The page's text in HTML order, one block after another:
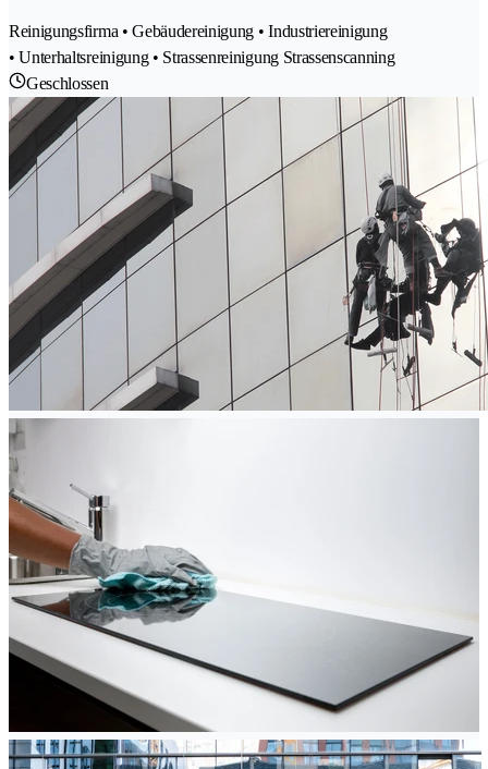
Reinigungsfirma • Gebäudereinigung • Industriereinigung
• Unterhaltsreinigung • Strassenreinigung Strassenscanning
Geschlossen